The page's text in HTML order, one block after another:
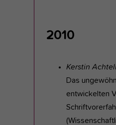
2010
Kerstin
Das
entwickelten